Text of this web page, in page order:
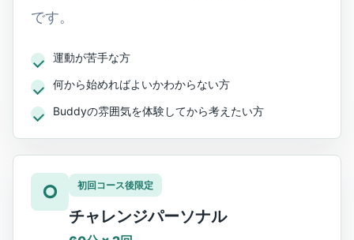
です。
運動が苦手な方
何から始めればよいかわからない方
Buddyの雰囲気を体験してから考えたい方
○ 初回コース後限定
チャレンジパーソナル